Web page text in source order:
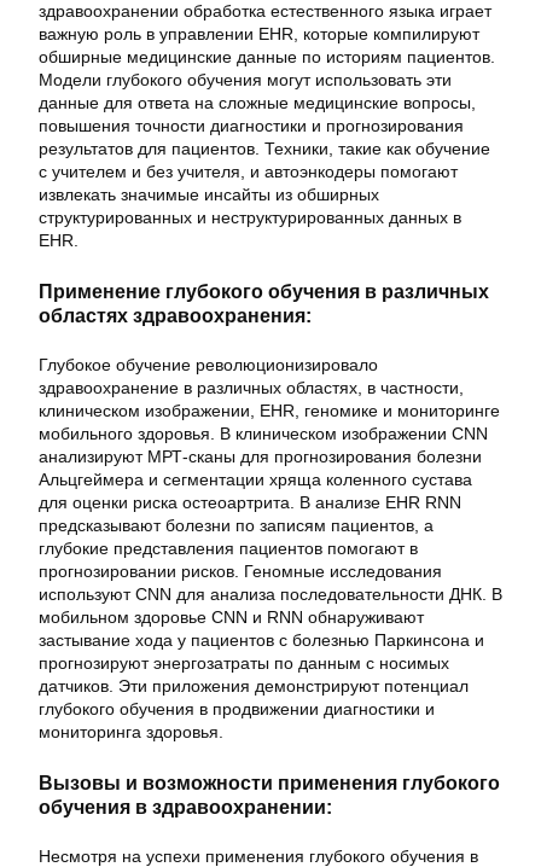
здравоохранении обработка естественного языка играет
важную роль в управлении EHR, которые компилируют
обширные медицинские данные по историям пациентов.
Модели глубокого обучения могут использовать эти
данные для ответа на сложные медицинские вопросы,
повышения точности диагностики и прогнозирования
результатов для пациентов. Техники, такие как обучение
с учителем и без учителя, и автоэнкодеры помогают
извлекать значимые инсайты из обширных
структурированных и неструктурированных данных в
EHR.
Применение глубокого обучения в различных
областях здравоохранения:
Глубокое обучение революционизировало
здравоохранение в различных областях, в частности,
клиническом изображении, EHR, геномике и мониторинге
мобильного здоровья. В клиническом изображении CNN
анализируют МРТ-сканы для прогнозирования болезни
Альцгеймера и сегментации хряща коленного сустава
для оценки риска остеоартрита. В анализе EHR RNN
предсказывают болезни по записям пациентов, а
глубокие представления пациентов помогают в
прогнозировании рисков. Геномные исследования
используют CNN для анализа последовательности ДНК. В
мобильном здоровье CNN и RNN обнаруживают
застывание хода у пациентов с болезнью Паркинсона и
прогнозируют энергозатраты по данным с носимых
датчиков. Эти приложения демонстрируют потенциал
глубокого обучения в продвижении диагностики и
мониторинга здоровья.
Вызовы и возможности применения глубокого
обучения в здравоохранении:
Несмотря на успехи применения глубокого обучения в